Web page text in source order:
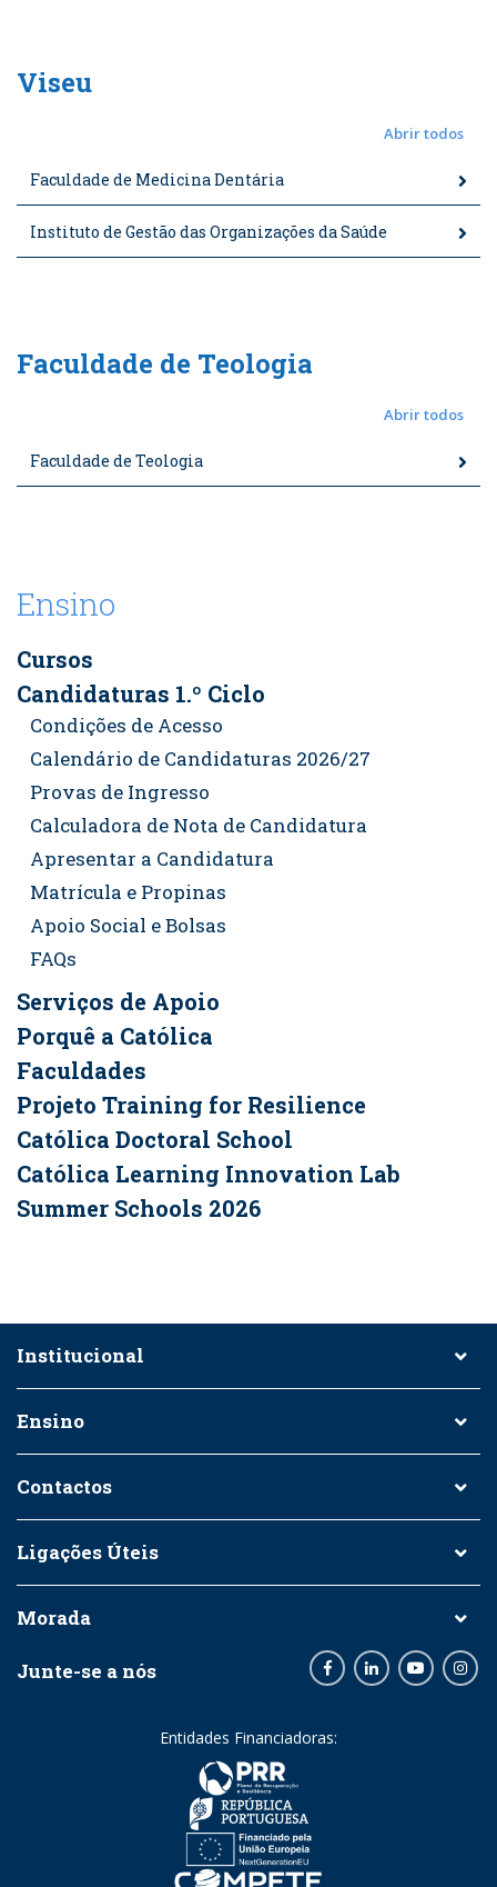
Viseu
Abrir todos
Faculdade de Medicina Dentária
Instituto de Gestão das Organizações da Saúde
Faculdade de Teologia
Abrir todos
Faculdade de Teologia
Ensino
Cursos
Candidaturas 1.º Ciclo
Condições de Acesso
Calendário de Candidaturas 2026/27
Provas de Ingresso
Calculadora de Nota de Candidatura
Apresentar a Candidatura
Matrícula e Propinas
Apoio Social e Bolsas
FAQs
Serviços de Apoio
Porquê a Católica
Faculdades
Projeto Training for Resilience
Católica Doctoral School
Católica Learning Innovation Lab
Summer Schools 2026
Institucional
Ensino
Contactos
Ligações Úteis
Morada
Junte-se a nós FacebookLinkedInYoutube
Entidades Financiadoras: